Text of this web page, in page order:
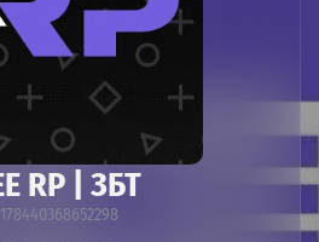
RP | ЗБТ